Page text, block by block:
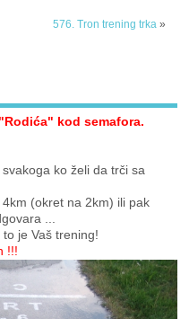
576. Tron trening trka»
kod semafora.
ko želi da trči sa
(okret na 2km) ili pak
...
je Vaš trening!
!!!